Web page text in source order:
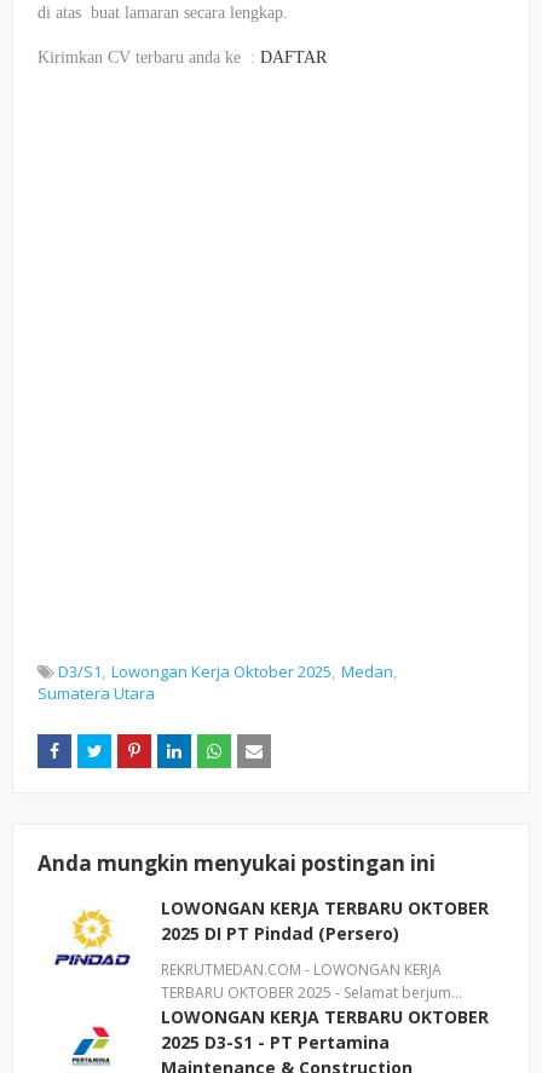
di atas buat lamaran secara lengkap.
Kirimkan CV terbaru anda ke : DAFTAR
D3/S1 Lowongan Kerja Oktober 2025 Medan
Sumatera Utara
Anda mungkin menyukai postingan ini
LOWONGAN KERJA TERBARU OKTOBER
2025 DI PT Pindad (Persero)
REKRUTMEDAN.COM - LOWONGAN KERJA
TERBARU OKTOBER 2025 - Selamat berjum…
LOWONGAN KERJA TERBARU OKTOBER
2025 D3-S1 - PT Pertamina
Maintenance & Construction